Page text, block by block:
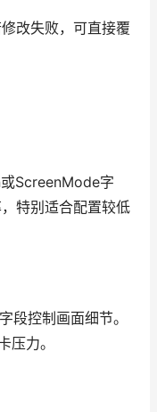
改失败，可直接覆
ScreenMode字
特别适合配置较低
控制画面细节。
压力。